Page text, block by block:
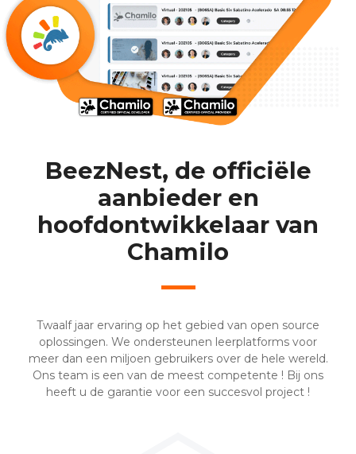
BeezNest, de officiële
aanbieder en
hoofdontwikkelaar van
Chamilo
Twaalf jaar ervaring op het gebied van open source
oplossingen. We ondersteunen leerplatforms voor
meer dan een miljoen gebruikers over de hele wereld.
Ons team is een van de meest competente ! Bij ons
heeft u de garantie voor een succesvol project !